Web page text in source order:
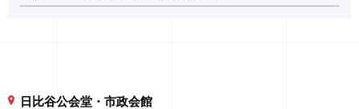
日比谷公会堂・市政会館